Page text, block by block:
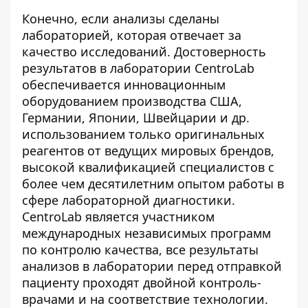
Конечно, если анализы сделаны
лабораторией, которая отвечает за
качество исследований. Достоверность
результатов в лаборатории CentroLab
обеспечивается инновационным
оборудованием производства США,
Германии, Японии, Швейцарии и др.
использованием только оригинальных
реагентов от ведущих мировых брендов,
высокой квалификацией специалистов с
более чем десятилетним опытом работы в
сфере лабораторной диагностики.
CentroLab является участником
международных независимых программ
по контролю качества, все результаты
анализов в лаборатории перед отправкой
пациенту проходят двойной контроль-
врачами и на соответствие технологии.